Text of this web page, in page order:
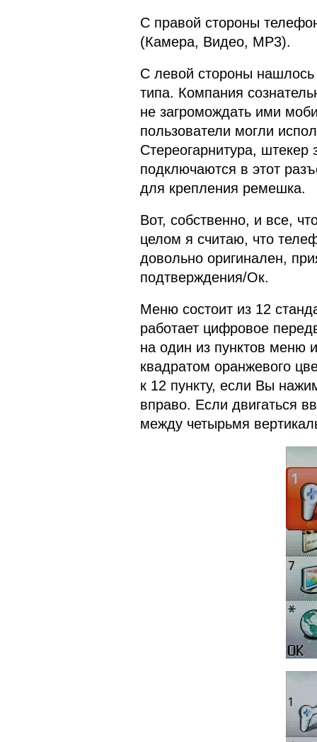
С правой стороны
(Камера, Видео, МР3).
С левой стороны нашлось
типа. Компания
не загромождать ими
пользователи могли
Стереогарнитура, штекер
подключаются в этот
для крепления ремешка.
Вот, собственно, и все,
целом я считаю, что
довольно оригинален,
подтверждения/Ок.
Меню состоит из 12
работает цифровое
на один из пунктов меню
квадратом оранжевого
к 12 пункту, если Вы
вправо. Если двигаться
между четырьмя